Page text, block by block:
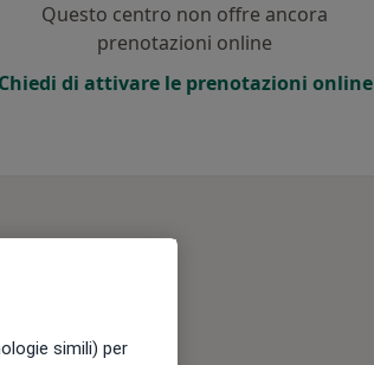
Questo centro non offre ancora
prenotazioni online
Chiedi di attivare le prenotazioni online
simili) per